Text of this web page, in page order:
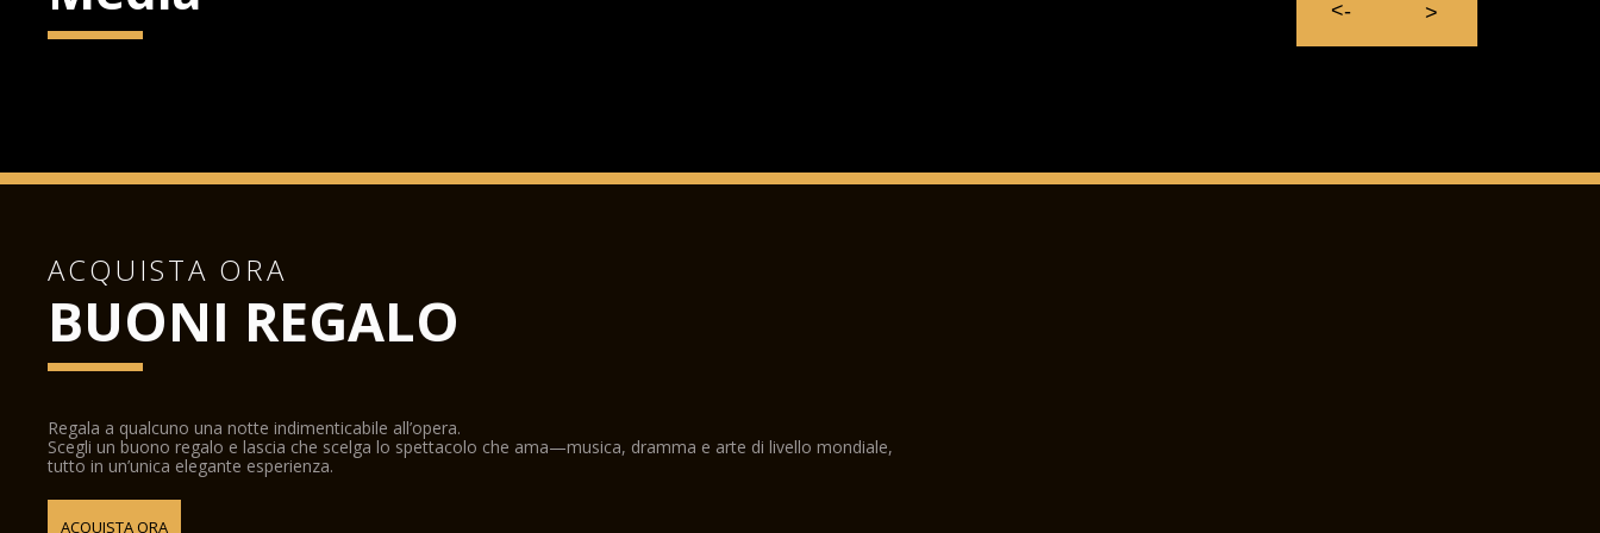
ACQUISTA ORA
BUONI REGALO
Regala a qualcuno una notte indimenticabile all’opera.
Scegli un buono regalo e lascia che scelga lo spettacolo che ama—musica, dramma e arte di livello mondiale,
tutto in un’unica elegante esperienza.
ACQUISTA ORA